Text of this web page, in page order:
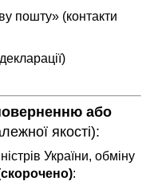
пошту» (контакти
або
якості):
України, обміну
: